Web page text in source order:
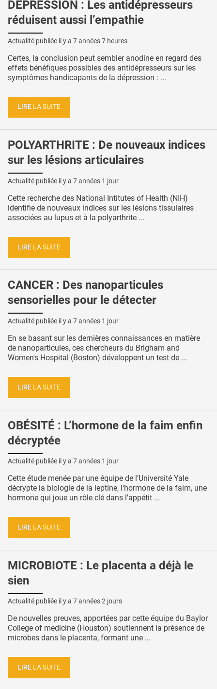
DÉPRESSION : Les antidépresseurs
réduisent aussi l’empathie
Actualité publiée il y a 7 années 7 heures
Certes, la conclusion peut sembler anodine en regard des
effets bénéfiques possibles des antidépresseurs sur les
symptômes handicapants de la dépression : ...
LIRE LA SUITE
POLYARTHRITE : De nouveaux indices
sur les lésions articulaires
Actualité publiée il y a 7 années 1 jour
Cette recherche des National Intitutes of Health (NIH)
identifie de nouveaux indices sur les lésions tissulaires
associées au lupus et à la polyarthrite ...
LIRE LA SUITE
CANCER : Des nanoparticules
sensorielles pour le détecter
Actualité publiée il y a 7 années 1 jour
En se basant sur les dernières connaissances en matière
de nanoparticules, ces chercheurs du Brigham and
Women's Hospital (Boston) développent un test de ...
LIRE LA SUITE
OBÉSITÉ : L’hormone de la faim enfin
décryptée
Actualité publiée il y a 7 années 1 jour
Cette étude menée par une équipe de l’Université Yale
décrypte la biologie de la leptine, l'hormone de la faim, une
hormone qui joue un rôle clé dans l'appétit ...
LIRE LA SUITE
MICROBIOTE : Le placenta a déjà le
sien
Actualité publiée il y a 7 années 2 jours
De nouvelles preuves, apportées par cette équipe du Baylor
College of medicine (Houston) soutiennent la présence de
microbes dans le placenta, formant une ...
LIRE LA SUITE